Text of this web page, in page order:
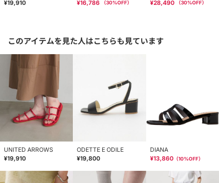
¥19,910 ¥16,786 （30%OFF） ¥28,490 （30%OFF）